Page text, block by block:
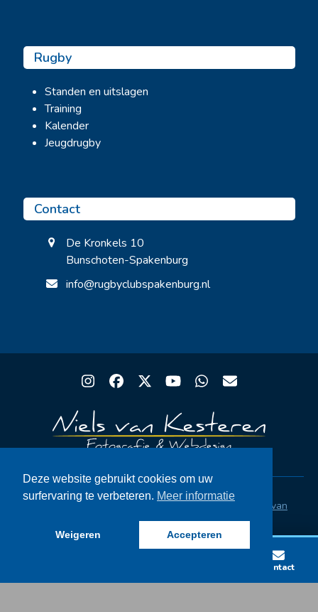
Rugby
Standen en uitslagen
Training
Kalender
Jeugdrugby
Contact
De Kronkels 10
Bunschoten-Spakenburg
info@rugbyclubspakenburg.nl
Instagram
Facebook
TwitterYouTubeWhatsapp
Email
Copyright® Rugby Club Spakenburg | Ontwerp
Niels van
Privacystatement AVG|FAQ
Contact
Deze website gebruikt cookies om uw
surfervaring te verbeteren. Meer informatie
Weigeren Accepteren